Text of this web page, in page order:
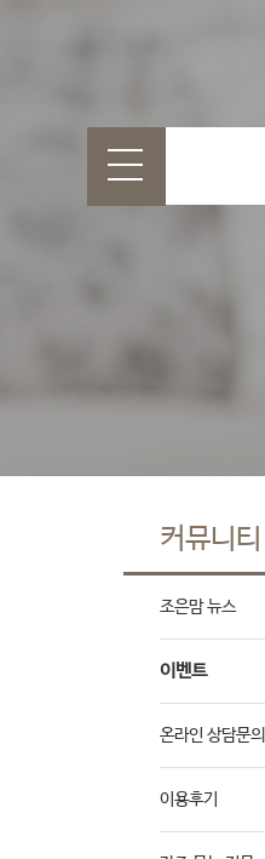
커뮤니티
조은맘 뉴스
이벤트
온라인 상담문의
이용후기